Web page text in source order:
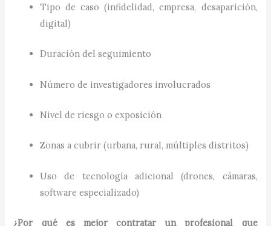
Tipo de caso (infidelidad, empresa, desaparición,
digital)
Duración del seguimiento
Número de investigadores involucrados
Nivel de riesgo o exposición
Zonas a cubrir (urbana, rural, múltiples distritos)
Uso de tecnología adicional (drones, cámaras,
software especializado)
¿Por qué es mejor contratar un profesional que